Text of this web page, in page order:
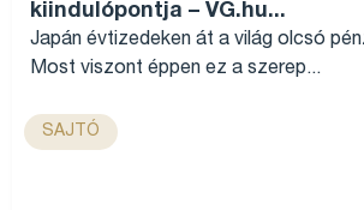
kiindulópontja – VG.hu...
Japán évtizedeken át a világ olcsó
Most viszont éppen ez a szerep...
SAJTÓ